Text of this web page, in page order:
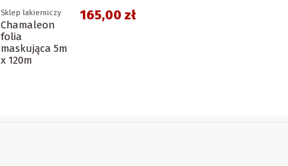
Sklep lakierniczy
Chamaleon
folia
maskująca 5m
x 120m
165,00 zł